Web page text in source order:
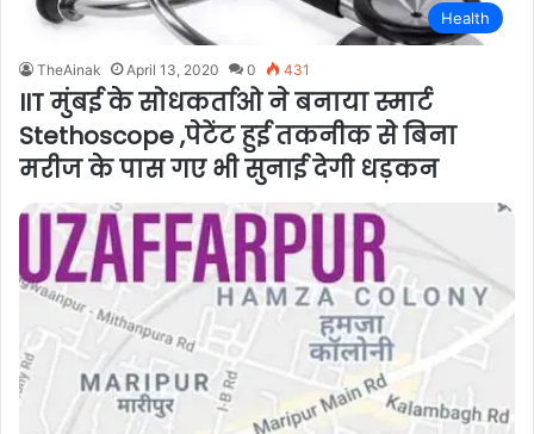
Health
TheAinak April 13, 2020 0 431
IIT मुंबई के सोधकर्ताओ ने बनाया स्मार्ट
Stethoscope ,पेटेंट हुई तकनीक से बिना
मरीज के पास गए भी सुनाई देगी धड़कन